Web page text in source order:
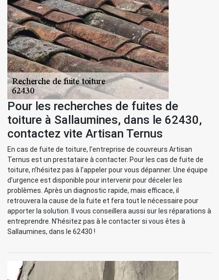
Pour les recherches de fuites de
toiture à Sallaumines, dans le 62430,
contactez vite Artisan Ternus
En cas de fuite de toiture, l’entreprise de couvreurs Artisan
Ternus est un prestataire à contacter. Pour les cas de fuite de
toiture, n’hésitez pas à l’appeler pour vous dépanner. Une équipe
d’urgence est disponible pour intervenir pour déceler les
problèmes. Après un diagnostic rapide, mais efficace, il
retrouvera la cause de la fuite et fera tout le nécessaire pour
apporter la solution. Il vous conseillera aussi sur les réparations à
entreprendre. N’hésitez pas à le contacter si vous êtes à
Sallaumines, dans le 62430 !